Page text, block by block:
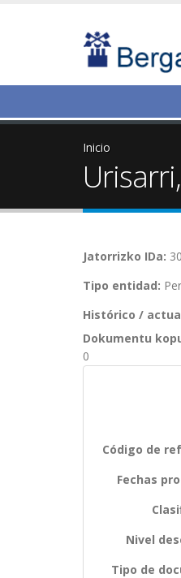
Inicio
Jatorrizko IDa:
Tipo entidad:
Histórico /
Dokumentu
0
Código de
Fechas
Nivel
Tipo de